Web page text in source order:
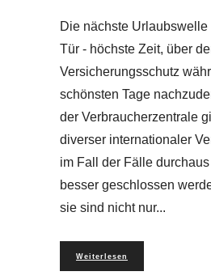
Die nächste Urlaubswelle
Tür - höchste Zeit, über
Versicherungsschutz
schönsten Tage
der Verbraucherzentrale
diverser internationaler
im Fall der Fälle
besser geschlossen
sie sind nicht nur
Weiterlesen